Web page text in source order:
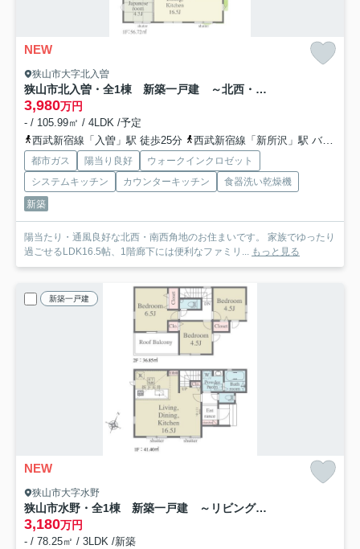
NEW
狭山市大字北入曽
狭山市北入曽・全1棟 新築一戸建 ～北西・南西角地～
3,980万円
- / 105.99㎡ / 4LDK /予定
西武新宿線「入曽」駅 徒歩25分
西武新宿線「新所沢」駅 バス17分 西武バス「西武フラワーヒル」 停歩6分
都市ガス 陽当り良好
ウォークインクロゼット
システムキッチン
カウンターキッチン
食器洗い乾燥機
新築
陽当たり・通風良好な北西・南西角地のお住まいです。 家族でゆったり
過ごせるLDK16.5帖、1階廊下には便利なファミリ... もっと見る
新築一戸建
NEW
狭山市大字水野
狭山市水野・全1棟 新築一戸建 ～リビング階段～
3,180万円
- / 78.25㎡ / 3LDK /新築